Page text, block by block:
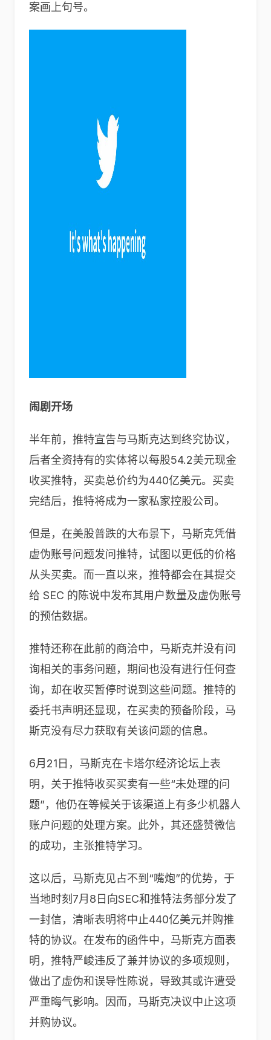
案画上句号。
闹剧开场
半年前，推特宣告与马斯克达到终究协议，
后者全资持有的实体将以每股54.2美元现金
收买推特，买卖总价约为440亿美元。买卖
完结后，推特将成为一家私家控股公司。
但是，在美股普跌的大布景下，马斯克凭借
虚伪账号问题发问推特，试图以更低的价格
从头买卖。而一直以来，推特都会在其提交
给 SEC 的陈说中发布其用户数量及虚伪账号
的预估数据。
推特还称在此前的商洽中，马斯克并没有问
询相关的事务问题，期间也没有进行任何查
询，却在收买暂停时说到这些问题。推特的
委托书声明还显现，在买卖的预备阶段，马
斯克没有尽力获取有关该问题的信息。
6月21日，马斯克在卡塔尔经济论坛上表
明，关于推特收买买卖有一些“未处理的问
题”，他仍在等候关于该渠道上有多少机器人
账户问题的处理方案。此外，其还盛赞微信
的成功，主张推特学习。
这以后，马斯克见占不到“嘴炮”的优势，于
当地时刻7月8日向SEC和推特法务部分发了
一封信，清晰表明将中止440亿美元并购推
特的协议。在发布的函件中，马斯克方面表
明，推特严峻违反了兼并协议的多项规则，
做出了虚伪和误导性陈说，导致其或许遭受
严重晦气影响。因而，马斯克决议中止这项
并购协议。